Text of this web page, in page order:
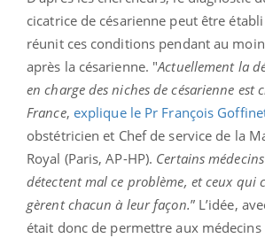
cicatrice de césarienne peut être
réunit ces conditions pendant au
après la césarienne. "Actuellement la
en charge des niches de césarienne est
France, explique le Pr François
obstétricien et Chef de service de la
Royal (Paris, AP-HP). Certains
détectent mal ce problème, et ceux qui
gèrent chacun à leur façon.” L’idée,
était donc de permettre aux